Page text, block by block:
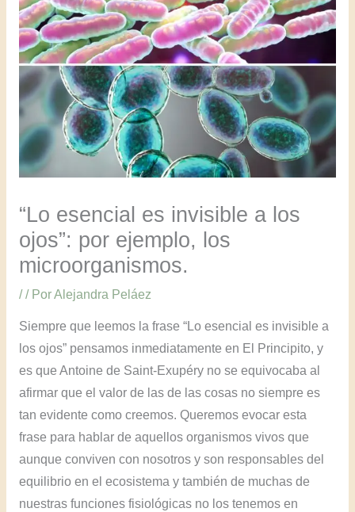
“Lo esencial es invisible a los
ojos”: por ejemplo, los
microorganismos.
// PorAlejandra Peláez
Siempre que leemos la frase “Lo esencial es invisible a
los ojos” pensamos inmediatamente en El Principito, y
es que Antoine de Saint-Exupéry no se equivocaba al
afirmar que el valor de las de las cosas no siempre es
tan evidente como creemos. Queremos evocar esta
frase para hablar de aquellos organismos vivos que
aunque conviven con nosotros y son responsables del
equilibrio en el ecosistema y también de muchas de
nuestras funciones fisiológicas no los tenemos en